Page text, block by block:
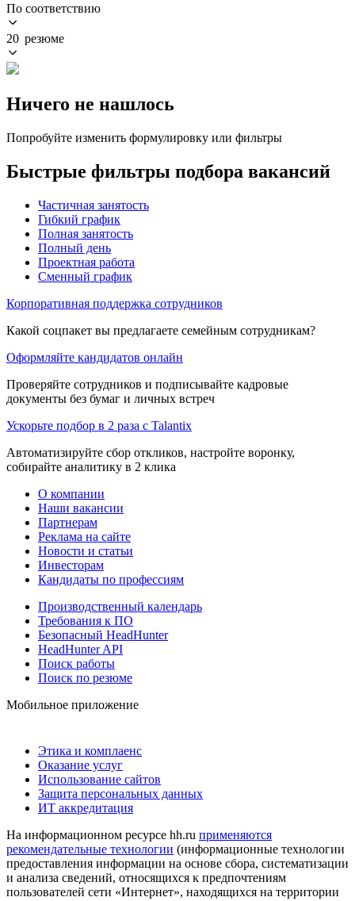
По соответствию
20 резюме
Ничего не нашлось
Попробуйте изменить формулировку или фильтры
Быстрые фильтры подбора вакансий
Частичная занятость
Гибкий график
Полная занятость
Полный день
Проектная работа
Сменный график
Корпоративная поддержка сотрудников
Какой соцпакет вы предлагаете семейным сотрудникам?
Оформляйте кандидатов онлайн
Проверяйте сотрудников и подписывайте кадровые
документы без бумаг и личных встреч
Ускорьте подбор в 2 раза с Talantix
Автоматизируйте сбор откликов, настройте воронку,
собирайте аналитику в 2 клика
О компании
Наши вакансии
Партнерам
Реклама на сайте
Новости и статьи
Инвесторам
Кандидаты по профессиям
Производственный календарь
Требования к ПО
Безопасный HeadHunter
HeadHunter API
Поиск работы
Поиск по резюме
Мобильное приложение
Этика и комплаенс
Оказание услуг
Использование сайтов
Защита персональных данных
ИТ аккредитация
На информационном ресурсе hh.ru применяются
рекомендательные технологии (информационные технологии
предоставления информации на основе сбора, систематизации
и анализа сведений, относящихся к предпочтениям
пользователей сети «Интернет», находящихся на территории